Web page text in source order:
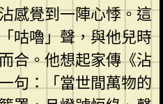
感覺到一陣心悸。這
咕嚕」聲，與他兒時
合。他想起家傳《沾
句：「當世間萬物的